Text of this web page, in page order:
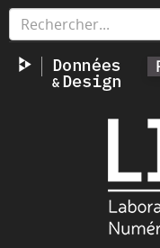
Skip
content
Cookies management